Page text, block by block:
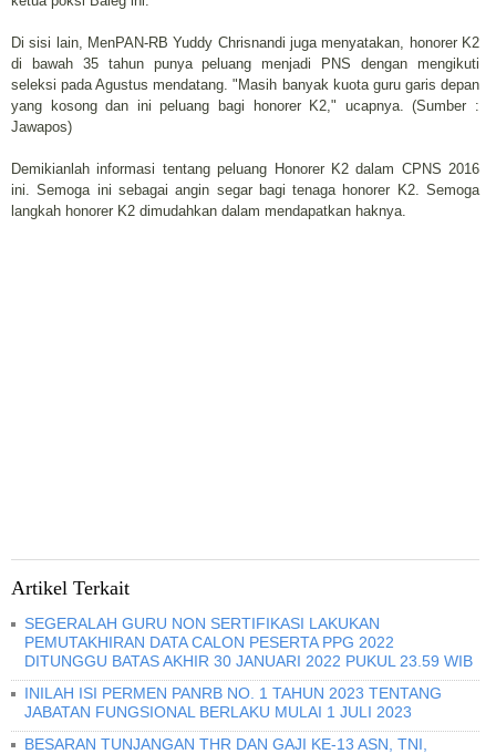
Di sisi lain, MenPAN-RB Yuddy Chrisnandi juga menyatakan‎, honorer K2
di bawah 35 tahun punya peluang menjadi PNS dengan mengikuti
seleksi pada Agustus mendatang. "Masih banyak kuota guru garis depan
yang kosong dan ini peluang bagi honorer K2," ucapnya. (Sumber :
Jawapos)
Demikianlah informasi tentang peluang Honorer K2 dalam CPNS 2016
ini. Semoga ini sebagai angin segar bagi tenaga honorer K2. Semoga
langkah honorer K2 dimudahkan dalam mendapatkan haknya.
Artikel Terkait
SEGERALAH GURU NON SERTIFIKASI LAKUKAN
PEMUTAKHIRAN DATA CALON PESERTA PPG 2022
DITUNGGU BATAS AKHIR 30 JANUARI 2022 PUKUL 23.59 WIB
INILAH ISI PERMEN PANRB NO. 1 TAHUN 2023 TENTANG
JABATAN FUNGSIONAL BERLAKU MULAI 1 JULI 2023
BESARAN TUNJANGAN THR DAN GAJI KE-13 ASN, TNI,